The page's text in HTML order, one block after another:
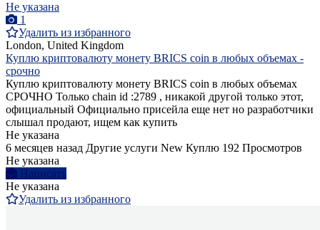
Не указана
1
Удалить из избранного
London, United Kingdom
Куплю криптовалюту монету BRICS coin в любых объемах -
срочно
Куплю криптовалюту монету BRICS coin в любых объемах
СРОЧНО Только chain id :2789 , никакой другой только этот,
официальный Официально присейла еще нет но разработчики
слышал продают, ищем как купить
Не указана
6 месяцев назад Другие услуги New Куплю 192 Просмотров
Не указана
Написать
Не указана
Удалить из избранного